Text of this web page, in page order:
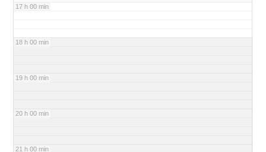
17 h 00 min
18 h 00 min
19 h 00 min
20 h 00 min
21 h 00 min